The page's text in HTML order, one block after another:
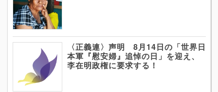
〈正義連〉声明 8月14日の「世界日
本軍『慰安婦』追悼の日」を迎え、
李在明政権に要求する！